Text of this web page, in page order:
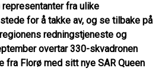
fra ulike
for å takke av, og se tilbake på
redningstjeneste og
overtar 330-skvadronen
fra Florø med sitt nye SAR Queen